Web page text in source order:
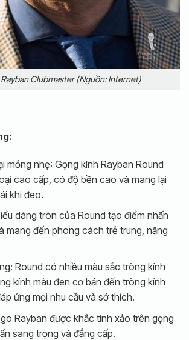
Clubmaster (Nguồn: Internet)
mỏng nhẹ: Gọng kính Rayban Round
cao cấp, có độ bền cao và mang lại
khi đeo.
dáng tròn của Round tạo điểm nhấn
mang đến phong cách trẻ trung, năng
Round có nhiều màu sắc tròng kính
kính màu đen cơ bản đến tròng kính
ứng mọi nhu cầu và sở thích.
Rayban được khắc tinh xảo trên gọng
sang trọng và đẳng cấp.